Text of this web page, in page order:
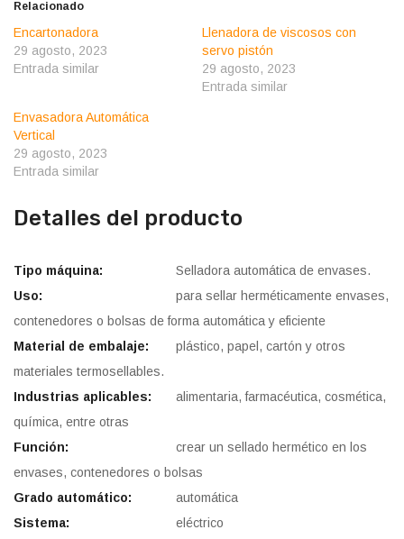
Relacionado
Encartonadora
29 agosto, 2023
Entrada similar
Llenadora de viscosos con
servo pistón
29 agosto, 2023
Entrada similar
Envasadora Automática
Vertical
29 agosto, 2023
Entrada similar
Detalles del producto
Tipo máquina:
Selladora automática de envases.
Uso:
para sellar herméticamente envases,
contenedores o bolsas de forma automática y eficiente
Material de embalaje:
plástico, papel, cartón y otros
materiales termosellables.
Industrias aplicables:
alimentaria, farmacéutica, cosmética,
química, entre otras
Función:
crear un sellado hermético en los
envases, contenedores o bolsas
Grado automático:
automática
Sistema:
eléctrico